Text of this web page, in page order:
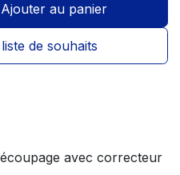
Ajouter au panier
de souhaits
avec correcteur